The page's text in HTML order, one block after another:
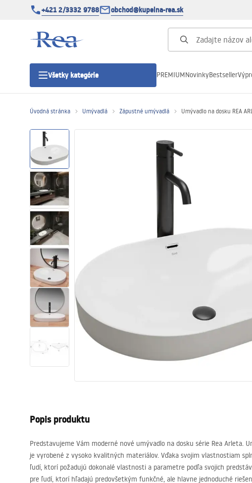
+421 2/3332 9788 obchod@kupelna-rea.sk
Všetky kategórie
Sprchové dvere
Sprchové vaničky
Sprchové žľaby
Sanitárna keramika
Umývadlá
Vaňa so zástenou
Batérie
Sprchy
PREMIUMNovinkyBestseller
Úvodná stránka Umývadlá Zápustné umývadlá Umývadlo na dosku REA
Popis produktu
Predstavujeme Vám moderné nové umývadlo na dosku série Rea Arleta.
je vyrobené z vysoko kvalitných materiálov. Vďaka svojim vlastnostiam
ľudí, ktorí požadujú dokonalé vlastnosti a parametre podľa svojich
pre ľudí, ktorí hľadajú predovšetkým funkčné, ale hlavne jednoduché